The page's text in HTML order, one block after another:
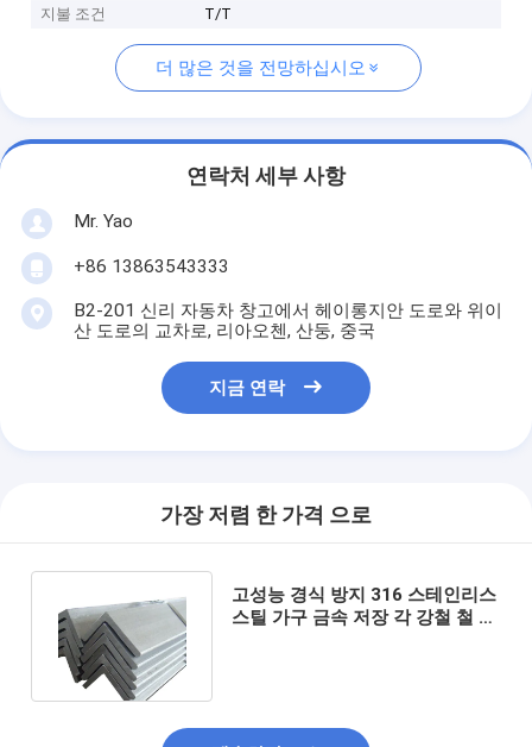
지불 조건
T/T
더 많은 것을 전망하십시오
연락처 세부 사항
Mr. Yao
+86 13863543333
B2-201 신리 자동차 창고에서 헤이롱지안 도로와 위이
산 도로의 교차로, 리아오첸, 산둥, 중국
지금 연락
가장 저렴 한 가격 으로
고성능 경식 방지 316 스테인리스
스틸 가구 금속 저장 각 강철 철 검